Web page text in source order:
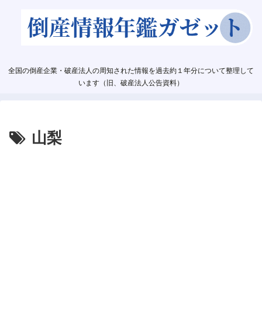
全国の倒産企業・破産法人の周知された情報を過去約１年分について整理して
います（旧、破産法人公告資料）
山梨